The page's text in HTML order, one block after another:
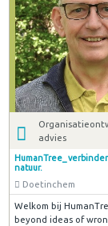
advies
HumanTree_
natuur.
Doetinchem
Welkom bij
beyond ideas of